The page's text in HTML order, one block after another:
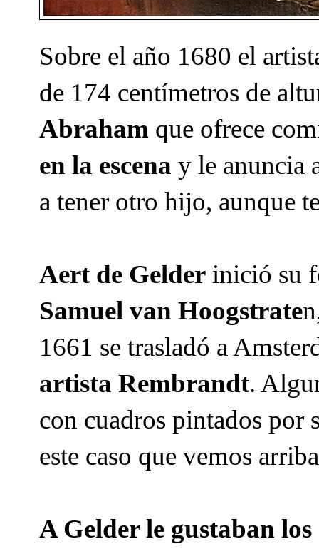
Sobre el año 1680 el
de 174 centímetros de
Abraham que ofrece
en la escena y le anuncia
a tener otro hijo, aunque
Aert de Gelder inició su
Samuel van Hoogstrate
1661 se trasladó a
artista Rembrandt.
con cuadros pintados por
este caso que vemos
A Gelder le gustaban